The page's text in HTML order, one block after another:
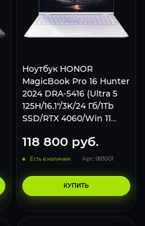
Ноутбук HONOR
MagicBook Pro 16 Hunter
2024 DRA-5416 (Ultra 5
125H/16.1"/3K/24 Гб/1Tb
SSD/RTX 4060/Win 11
118 800руб.
Есть в наличии Арт.: 993001
КУПИТЬ